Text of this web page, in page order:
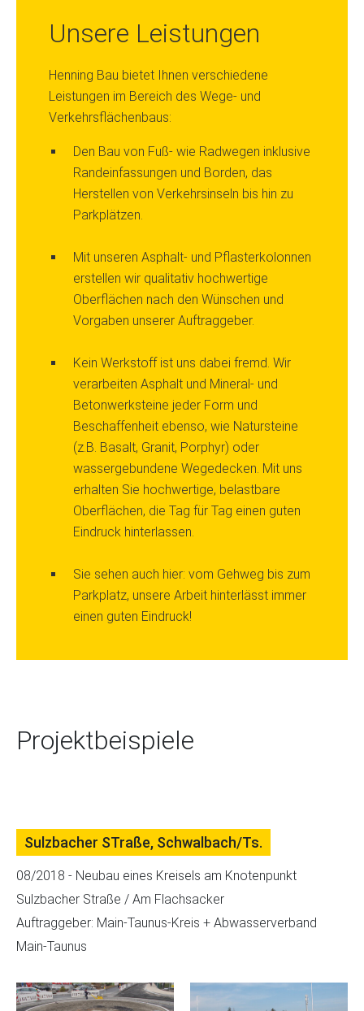
Unsere Leistungen
Henning Bau bietet Ihnen verschiedene
Leistungen im Bereich des Wege- und
Verkehrsflächenbaus:
Den Bau von Fuß- wie Radwegen inklusive
Randeinfassungen und Borden, das
Herstellen von Verkehrsinseln bis hin zu
Parkplätzen.
Mit unseren Asphalt- und Pflasterkolonnen
erstellen wir qualitativ hochwertige
Oberflächen nach den Wünschen und
Vorgaben unserer Auftraggeber.
Kein Werkstoff ist uns dabei fremd. Wir
verarbeiten Asphalt und Mineral- und
Betonwerksteine jeder Form und
Beschaffenheit ebenso, wie Natursteine
(z.B. Basalt, Granit, Porphyr) oder
wassergebundene Wegedecken. Mit uns
erhalten Sie hochwertige, belastbare
Oberflächen, die Tag für Tag einen guten
Eindruck hinterlassen.
Sie sehen auch hier: vom Gehweg bis zum
Parkplatz, unsere Arbeit hinterlässt immer
einen guten Eindruck!
Projektbeispiele
Sulzbacher STraße, Schwalbach/Ts.
08/2018 - Neubau eines Kreisels am Knotenpunkt
Sulzbacher Straße / Am Flachsacker
Auftraggeber: Main‐Taunus‐Kreis + Abwasserverband
Main‐Taunus